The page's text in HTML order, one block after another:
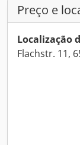
Preço e
Localização
Flachstr. 11,